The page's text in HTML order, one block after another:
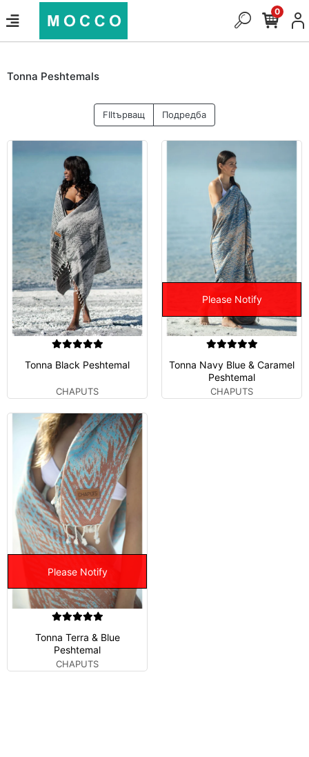
0
Tonna Peshtemals
FIltърващ Подредба
Tonna Black Peshtemal
CHAPUTS
Please Notify
Tonna Navy Blue & Caramel
Peshtemal
CHAPUTS
Please Notify
Tonna Terra & Blue
Peshtemal
CHAPUTS